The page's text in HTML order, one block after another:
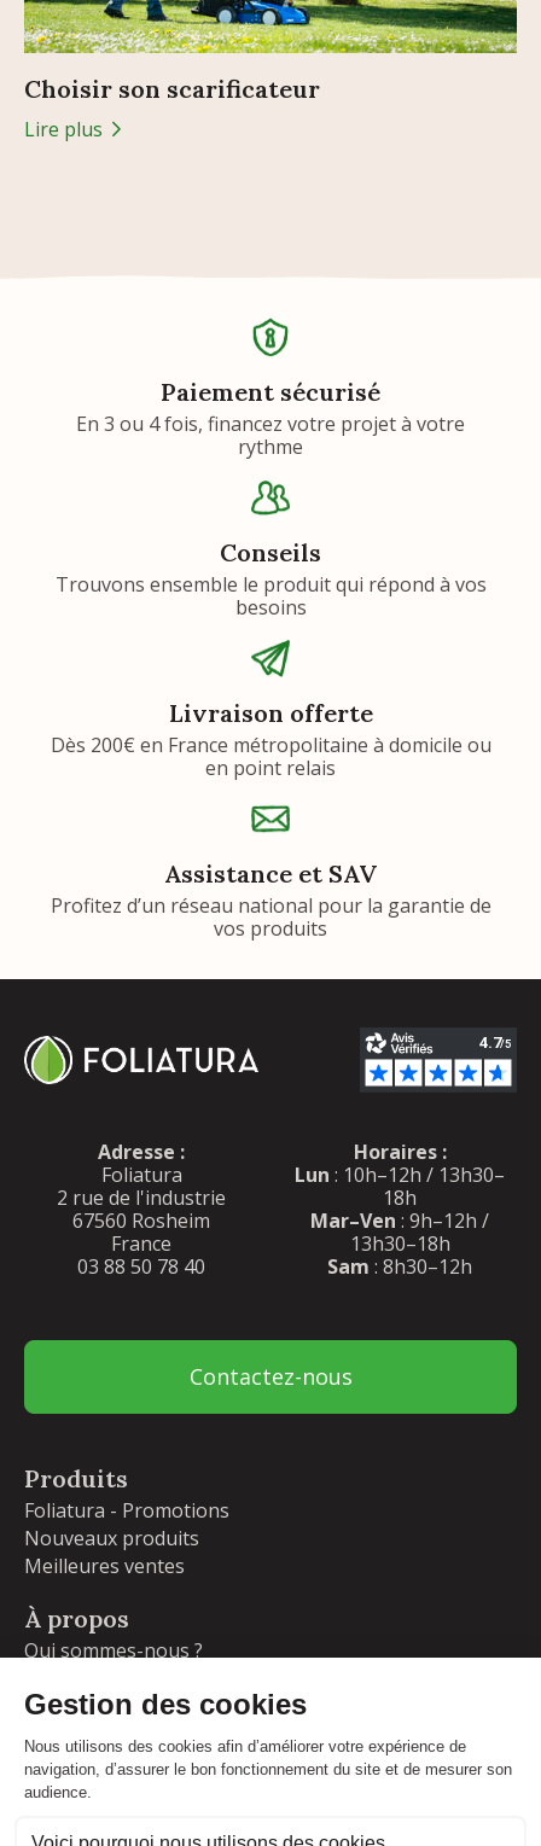
Choisir son scarificateur
Lire plus
Paiement sécurisé
En 3 ou 4 fois, financez votre projet à votre
rythme
Conseils
Trouvons ensemble le produit qui répond à vos
besoins
Livraison offerte
Dès 200€ en France métropolitaine à domicile ou
en point relais
Assistance et SAV
Profitez d’un réseau national pour la garantie de
vos produits
Adresse :
Foliatura
2 rue de l'industrie
67560 Rosheim
France
03 88 50 78 40
Horaires :
Lun : 10h–12h / 13h30–
18h
Mar–Ven : 9h–12h /
13h30–18h
Sam : 8h30–12h
Contactez-nous
Produits
Foliatura - Promotions
Nouveaux produits
Meilleures ventes
À propos
Qui sommes-nous ?
Livraisons et retours
Blog
Votre compte